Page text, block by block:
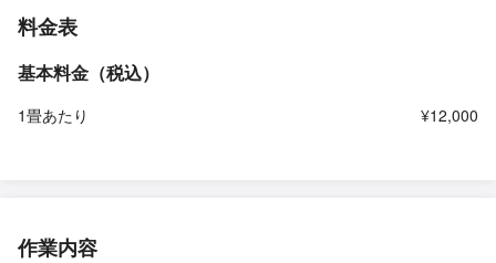
料金表
基本料金（税込）
1畳あたり ¥12,000
作業内容